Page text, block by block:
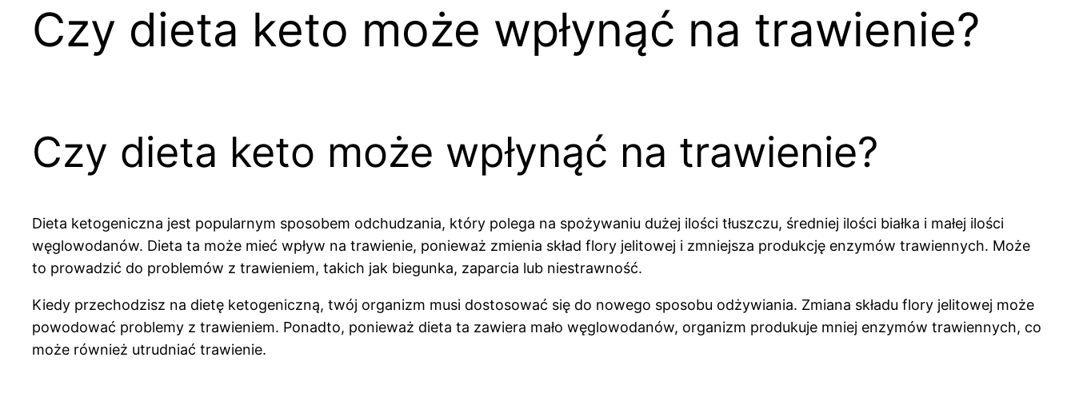
Czy dieta keto może wpłynąć na trawienie?
Czy dieta keto może wpłynąć na trawienie?
Dieta ketogeniczna jest popularnym sposobem odchudzania, który polega na spożywaniu dużej ilości tłuszczu, średniej ilości białka i małej ilości
węglowodanów. Dieta ta może mieć wpływ na trawienie, ponieważ zmienia skład flory jelitowej i zmniejsza produkcję enzymów trawiennych. Może
to prowadzić do problemów z trawieniem, takich jak biegunka, zaparcia lub niestrawność.
Kiedy przechodzisz na dietę ketogeniczną, twój organizm musi dostosować się do nowego sposobu odżywiania. Zmiana składu flory jelitowej może
powodować problemy z trawieniem. Ponadto, ponieważ dieta ta zawiera mało węglowodanów, organizm produkuje mniej enzymów trawiennych, co
może również utrudniać trawienie.